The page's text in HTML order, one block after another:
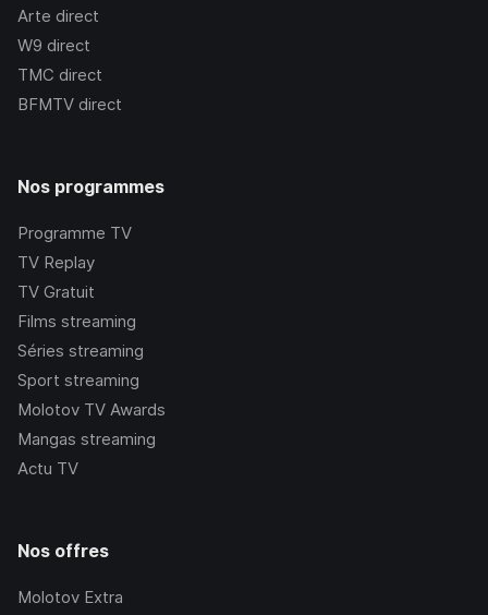
Arte direct
W9 direct
TMC direct
BFMTV direct
Nos programmes
Programme TV
TV Replay
TV Gratuit
Films streaming
Séries streaming
Sport streaming
Molotov TV Awards
Mangas streaming
Actu TV
Nos offres
Molotov Extra